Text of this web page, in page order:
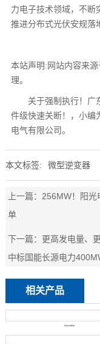
力电子技术领域，不断
推进分布式光伏安规落
本站声明:网站内容来
理。
关于强制执行！广
件级快速关断！，小编
电气有限公司。
本文标签: 微型逆变器
上一篇： 256MW！阳光
单
下一篇： 更高发电量、
中标国能长源电力
相关产品